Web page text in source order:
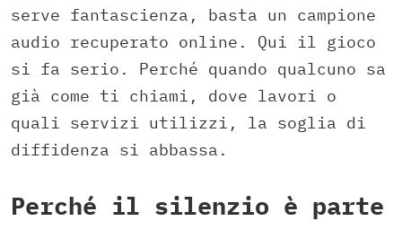
serve fantascienza, basta un campione
audio recuperato online. Qui il gioco
si fa serio. Perché quando qualcuno sa
già come ti chiami, dove lavori o
quali servizi utilizzi, la soglia di
diffidenza si abbassa.
Perché il silenzio è parte